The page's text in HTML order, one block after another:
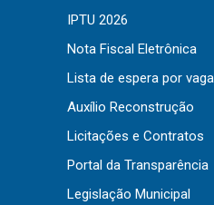
IPTU 2026
Nota Fiscal Eletrônica
Lista de espera por
Auxílio Reconstrução
Licitações e Contratos
Portal da Transparência
Legislação Municipal